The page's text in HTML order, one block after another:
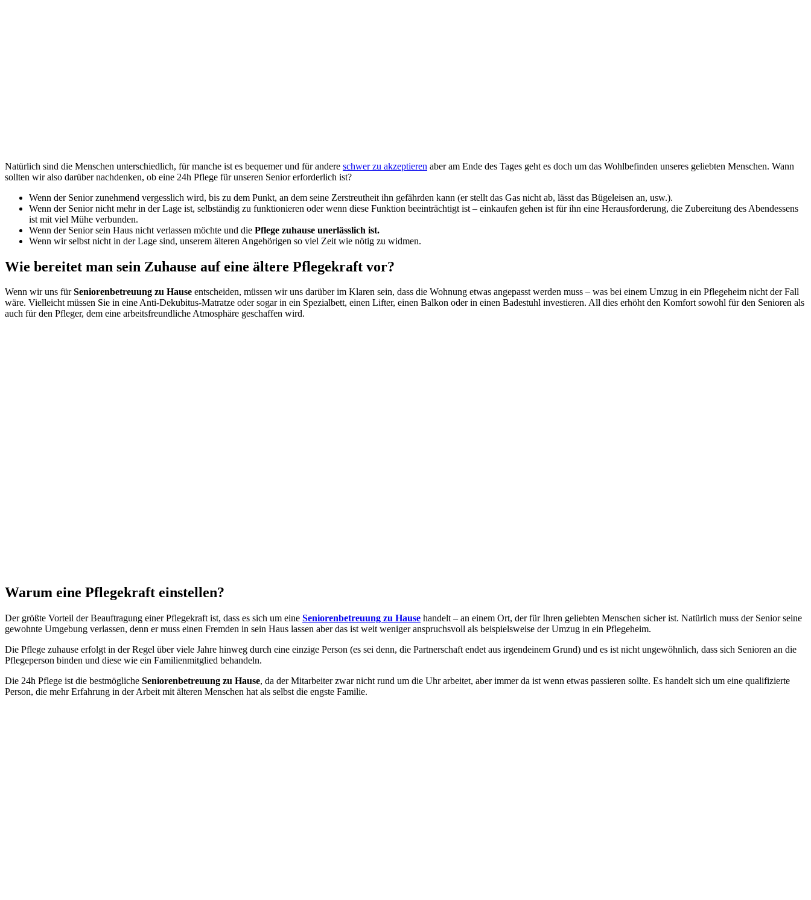
Natürlich sind die Menschen unterschiedlich, für manche ist es bequemer und für andere schwer zu akzeptieren aber am Ende des Tages geht es doch um das Wohlbefinden unseres geliebten Menschen. Wann
sollten wir also darüber nachdenken, ob eine 24h Pflege für unseren Senior erforderlich ist?
Wenn der Senior zunehmend vergesslich wird, bis zu dem Punkt, an dem seine Zerstreutheit ihn gefährden kann (er stellt das Gas nicht ab, lässt das Bügeleisen an, usw.).
Wenn der Senior nicht mehr in der Lage ist, selbständig zu funktionieren oder wenn diese Funktion beeinträchtigt ist – einkaufen gehen ist für ihn eine Herausforderung, die Zubereitung des Abendessens
ist mit viel Mühe verbunden.
Wenn der Senior sein Haus nicht verlassen möchte und die Pflege zuhause unerlässlich ist.
Wenn wir selbst nicht in der Lage sind, unserem älteren Angehörigen so viel Zeit wie nötig zu widmen.
Wie bereitet man sein Zuhause auf eine ältere Pflegekraft vor?
Wenn wir uns fürSeniorenbetreuung zu Hause entscheiden, müssen wir uns darüber im Klaren sein, dass die Wohnung etwas angepasst werden muss – was bei einem Umzug in ein Pflegeheim nicht der Fall
wäre. Vielleicht müssen Sie in eine Anti-Dekubitus-Matratze oder sogar in ein Spezialbett, einen Lifter, einen Balkon oderin einen Badestuhl investieren. All dies erhöht den Komfort sowohl für den Senioren als
auch für den Pfleger, dem eine arbeitsfreundliche Atmosphäre geschaffen wird.
Warum eine Pflegekraft einstellen?
Der größte Vorteil der Beauftragung einer Pflegekraft ist, dass es sich um eine Seniorenbetreuung zu Hause handelt – an einem Ort, der für Ihren geliebten Menschen sicher ist. Natürlich muss der Senior seine
gewohnte Umgebung verlassen, denn er muss einen Fremden in sein Haus lassen aber das ist weit weniger anspruchsvoll als beispielsweise der Umzug in ein Pflegeheim.
Die Pflege zuhause erfolgt in der Regel über viele Jahre hinweg durch eine einzige Person (es sei denn, die Partnerschaft endet aus irgendeinem Grund) und es ist nicht ungewöhnlich, dass sich Senioren an die
Pflegeperson binden und diese wie ein Familienmitglied behandeln.
Die 24h Pflege ist die bestmögliche Seniorenbetreuung zu Hause, da der Mitarbeiter zwar nicht rund um die Uhr arbeitet, aber immer da ist wenn etwas passieren sollte. Es handelt sich um eine qualifizierte
Person, die mehr Erfahrung in der Arbeit mit älteren Menschen hat als selbst die engste Familie.